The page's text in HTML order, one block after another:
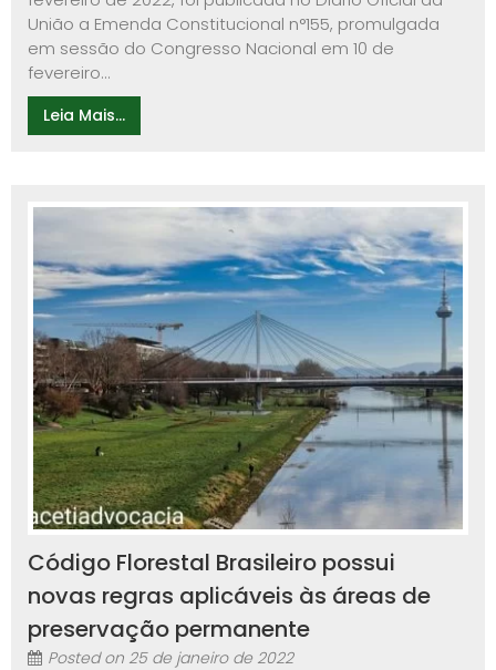
União a Emenda Constitucional n°155, promulgada
em sessão do Congresso Nacional em 10 de
fevereiro...
Leia Mais...
Código Florestal Brasileiro possui
novas regras aplicáveis às áreas de
preservação permanente
Posted on 25 de janeiro de 2022